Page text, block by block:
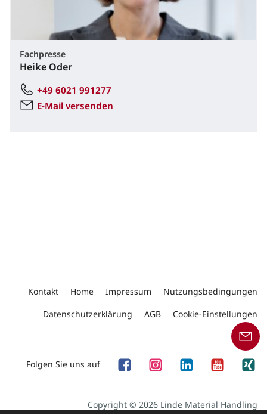
Fachpresse
Heike Oder
+49 6021 991277
E-Mail versenden
Kontakt Home Impressum
Nutzungsbedingungen
Datenschutzerklärung
AGB Cookie-Einstellungen
Folgen Sie uns auf
Copyright © 2026 Linde Material Handling